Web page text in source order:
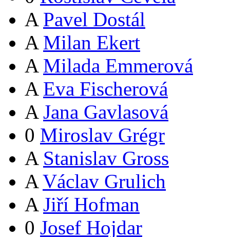
A Pavel Dostál
A Milan Ekert
A Milada Emmerová
A Eva Fischerová
A Jana Gavlasová
0 Miroslav Grégr
A Stanislav Gross
A Václav Grulich
A Jiří Hofman
0 Josef Hojdar